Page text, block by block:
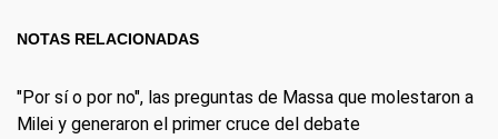
NOTAS RELACIONADAS
"Por sí o por no", las preguntas de Massa que molestaron a
Milei y generaron el primer cruce del debate